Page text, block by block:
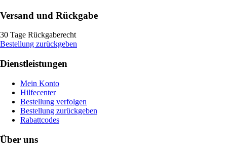
Versand und Rückgabe
30 Tage Rückgaberecht
Bestellung zurückgeben
Dienstleistungen
Mein Konto
Hilfecenter
Bestellung verfolgen
Bestellung zurückgeben
Rabattcodes
Über uns